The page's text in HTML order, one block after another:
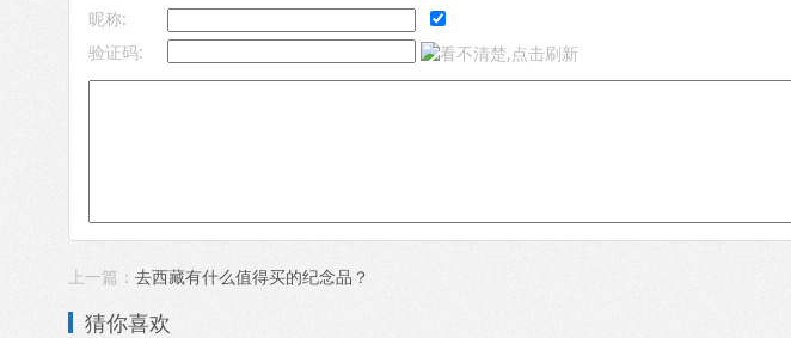
昵称:
验证码:
上一篇： 去西藏有什么值得买的纪念品？
猜你喜欢